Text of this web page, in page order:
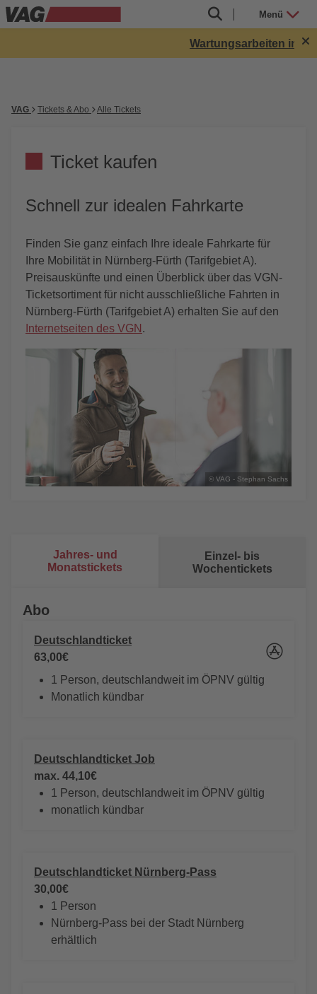
Menü
Wartungsarbeiten in
VAG Tickets & Abo Alle Tickets
Ticket kaufen
Schnell zur idealen Fahrkarte
Finden Sie ganz einfach Ihre ideale Fahrkarte für
Ihre Mobilität in Nürnberg-Fürth (Tarifgebiet A).
Preisauskünfte und einen Überblick über das VGN-
Ticketsortiment für nicht ausschließliche Fahrten in
Nürnberg-Fürth (Tarifgebiet A) erhalten Sie auf den
Internetseiten des VGN .
© VAG - Stephan Sachs
Jahres- und
Monatstickets
Einzel- bis
Wochentickets
Abo
Deutschlandticket
63,00€
1 Person, deutschlandweit im ÖPNV gültig
Monatlich kündbar
Deutschlandticket Job
max. 44,10€
1 Person, deutschlandweit im ÖPNV gültig
monatlich kündbar
Deutschlandticket Nürnberg-Pass
30,00€
1 Person
Nürnberg-Pass bei der Stadt Nürnberg
erhältlich